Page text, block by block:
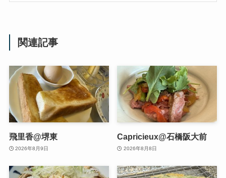
関連記事
飛里香@堺東
2026年8月9日
Capricieux@石橋阪大前
2026年8月8日